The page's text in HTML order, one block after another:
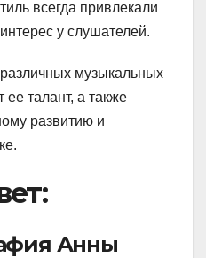
всегда привлекали
у слушателей.
музыкальных
ее талант, а также
развитию и
Анны